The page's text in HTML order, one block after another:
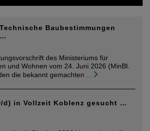
Baubestimmungen
des Ministeriums für
und Wohnen vom 24. Juni 2026 (MinBl.
die bekannt gemachten
d) in Vollzeit Koblenz gesucht …